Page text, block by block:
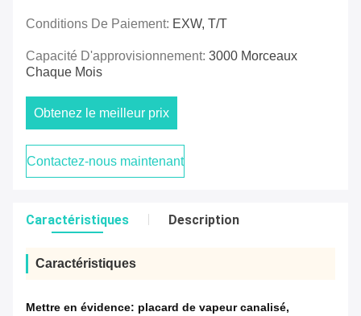
Conditions De Paiement: EXW, T/T
Capacité D'approvisionnement: 3000 Morceaux
Chaque Mois
Obtenez le meilleur prix
Contactez-nous maintenant
Caractéristiques Description
Caractéristiques
Mettre en évidence: placard de vapeur canalisé,